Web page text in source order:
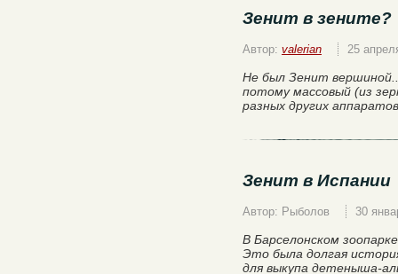
Зенит в зените?
Автор: valerian 25
Не был Зенит
потому массовый (из
разных других
Зенит в Испании
Автор: Рыболов 30
В Барселонском
Это была долгая
для выкупа детеныша-